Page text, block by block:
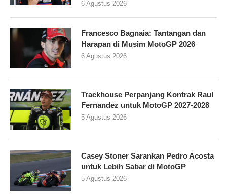
6 Agustus 2026
Francesco Bagnaia: Tantangan dan
Harapan di Musim MotoGP 2026
6 Agustus 2026
Trackhouse Perpanjang Kontrak Raul
Fernandez untuk MotoGP 2027-2028
5 Agustus 2026
Casey Stoner Sarankan Pedro Acosta
untuk Lebih Sabar di MotoGP
5 Agustus 2026